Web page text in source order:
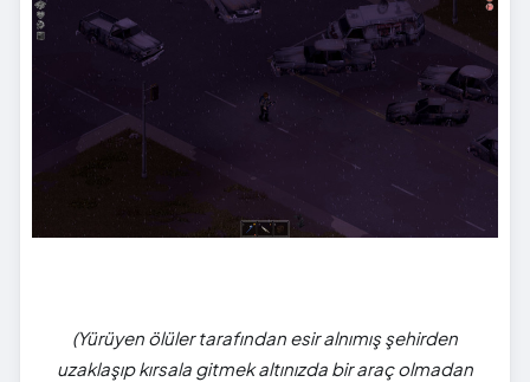
(Yürüyen ölüler tarafından esir alnımış şehirden
uzaklaşıp kırsala gitmek altınızda bir araç olmadan